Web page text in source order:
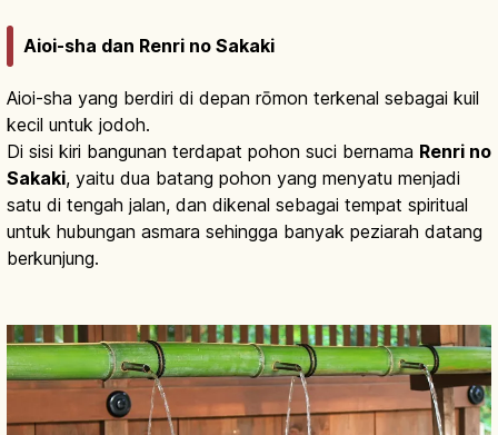
Aioi-sha dan Renri no Sakaki
Aioi-sha yang berdiri di depan rōmon terkenal sebagai kuil
kecil untuk jodoh.
Di sisi kiri bangunan terdapat pohon suci bernama Renri no
Sakaki, yaitu dua batang pohon yang menyatu menjadi
satu di tengah jalan, dan dikenal sebagai tempat spiritual
untuk hubungan asmara sehingga banyak peziarah datang
berkunjung.